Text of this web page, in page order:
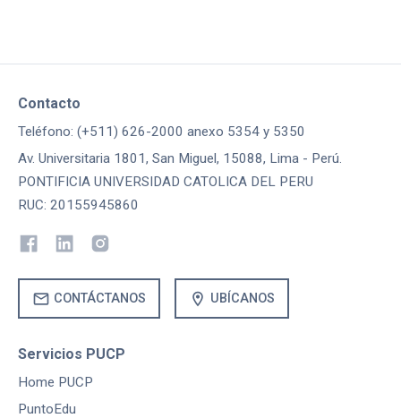
Contacto
Teléfono: (+511) 626-2000 anexo 5354 y 5350
Av. Universitaria 1801, San Miguel, 15088, Lima - Perú.
PONTIFICIA UNIVERSIDAD CATOLICA DEL PERU
RUC: 20155945860
mail CONTÁCTANOS location_on UBÍCANOS
Servicios PUCP
Home PUCP
PuntoEdu